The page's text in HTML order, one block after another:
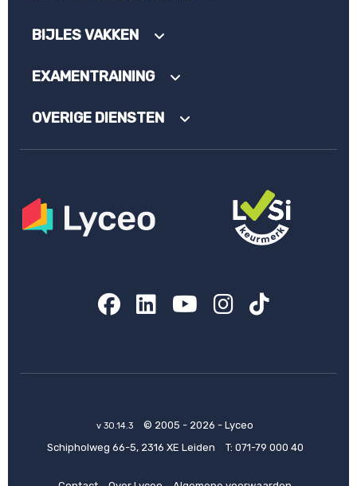
BIJLES VAKKEN
EXAMENTRAINING
OVERIGE DIENSTEN
Facebook
LinkedIn
YouTube
Instagram
TikTok
v 30.14.3
© 2005 - 2026 - Lyceo
Schipholweg 66-5, 2316 XE Leiden
T: 071-79 000 40